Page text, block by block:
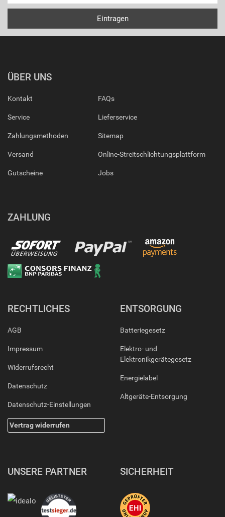
ÜBER UNS
Kontakt
Service
Zahlungsmethoden
Versand
Gutscheine
FAQs
Lieferservice
Sitemap
Online-Streitschlichtungsplattform
Jobs
ZAHLUNG
RECHTLICHES
AGB
Impressum
Widerrufsrecht
Datenschutz
Datenschutz-Einstellungen
Vertrag widerrufen
ENTSORGUNG
Batteriegesetz
Elektro- und
Elektronikgerätegesetz
Energielabel
Altgeräte-Entsorgung
UNSERE PARTNER SICHERHEIT